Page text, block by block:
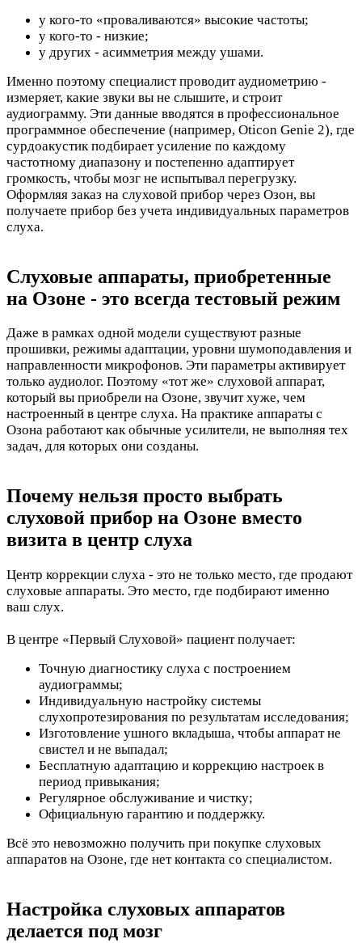
у кого-то «проваливаются» высокие частоты;
у кого-то - низкие;
у других - асимметрия между ушами.
Именно поэтому специалист проводит аудиометрию -
измеряет, какие звуки вы не слышите, и строит
аудиограмму. Эти данные вводятся в профессиональное
программное обеспечение (например, Oticon Genie 2), где
сурдоакустик подбирает усиление по каждому
частотному диапазону и постепенно адаптирует
громкость, чтобы мозг не испытывал перегрузку.
Оформляя заказ на слуховой прибор через Озон, вы
получаете прибор без учета индивидуальных параметров
слуха.
Слуховые аппараты, приобретенные
на Озоне - это всегда тестовый режим
Даже в рамках одной модели существуют разные
прошивки, режимы адаптации, уровни шумоподавления и
направленности микрофонов. Эти параметры активирует
только аудиолог. Поэтому «тот же» слуховой аппарат,
который вы приобрели на Озоне, звучит хуже, чем
настроенный в центре слуха. На практике аппараты с
Озона работают как обычные усилители, не выполняя тех
задач, для которых они созданы.
Почему нельзя просто выбрать
слуховой прибор на Озоне вместо
визита в центр слуха
Центр коррекции слуха - это не только место, где продают
слуховые аппараты. Это место, где подбирают именно
ваш слух.
В центре «Первый Слуховой» пациент получает:
Точную диагностику слуха с построением
аудиограммы;
Индивидуальную настройку системы
слухопротезирования по результатам исследования;
Изготовление ушного вкладыша, чтобы аппарат не
свистел и не выпадал;
Бесплатную адаптацию и коррекцию настроек в
период привыкания;
Регулярное обслуживание и чистку;
Официальную гарантию и поддержку.
Всё это невозможно получить при покупке слуховых
аппаратов на Озоне, где нет контакта со специалистом.
Настройка слуховых аппаратов
делается под мозг